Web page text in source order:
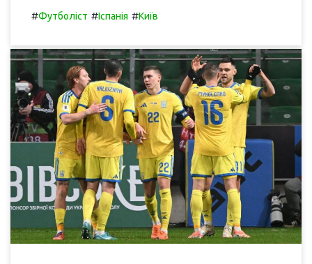
#Футболіст #Іспанія #Київ